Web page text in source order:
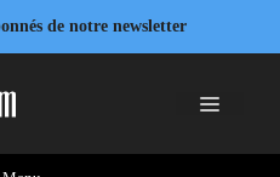
de notre newsletter
Menu